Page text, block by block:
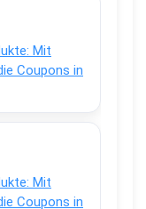
Mit
Coupons in
Mit
Coupons in